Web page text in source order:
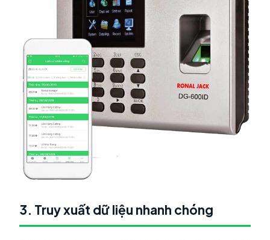
3. Truy xuất dữ liệu nhanh chóng